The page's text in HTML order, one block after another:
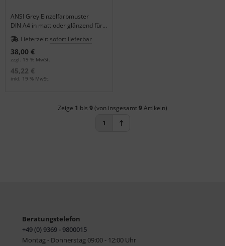
ANSI Grey Einzelfarbmuster
DIN A4 in matt oder glänzend für
die großflächige
Farbabmusterung.
Lieferzeit: sofort lieferbar
38,00 €
zzgl. 19 % MwSt.
45,22 €
inkl. 19 % MwSt.
Zeige 1 bis 9(von insgesamt9Artikeln)
1
Beratungstelefon
+49 (0) 9369 - 9800015
Montag - Donnerstag 09:00 - 12:00 Uhr